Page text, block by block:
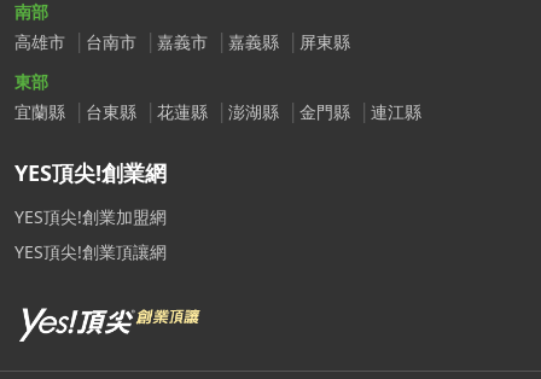
南部
高雄市
台南市 嘉義市 嘉義縣
屏東縣
東部
宜蘭縣
台東縣 花蓮縣 澎湖縣 金門縣 連江縣
YES頂尖!創業網
YES頂尖!創業加盟網
YES頂尖!創業頂讓網